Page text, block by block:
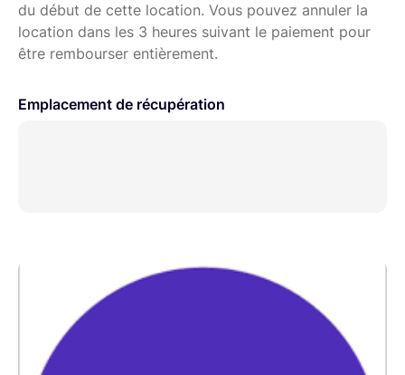
du début de cette location. Vous pouvez annuler la
location dans les 3 heures suivant le paiement pour
être rembourser entièrement.
Emplacement de récupération